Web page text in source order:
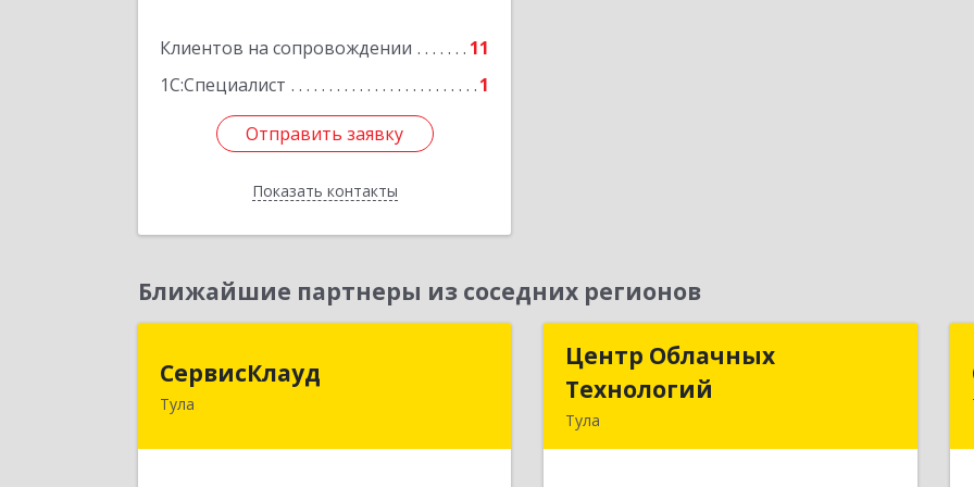
Клиентов на сопровождении
11
1С:Специалист
1
Отправить заявку
Показать контакты
Отправить заявку
Назад
Ближайшие партнеры из соседних регионов
СервисКлауд
Тула
300028, Тульская обл, Тула г, Болдина
Центр Облачных
Технологий
Тула
Центр Облачных